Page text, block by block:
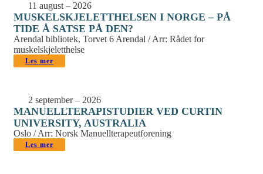
11 august – 2026
MUSKELSKJELETTHELSEN I NORGE – PÅ
TIDE Å SATSE PÅ DEN?
Arendal bibliotek, Torvet 6 Arendal / Arr: Rådet for
muskelskjeletthelse
Les mer
2 september – 2026
MANUELLTERAPISTUDIER VED CURTIN
UNIVERSITY, AUSTRALIA
Oslo / Arr: Norsk Manuellterapeutforening
Les mer